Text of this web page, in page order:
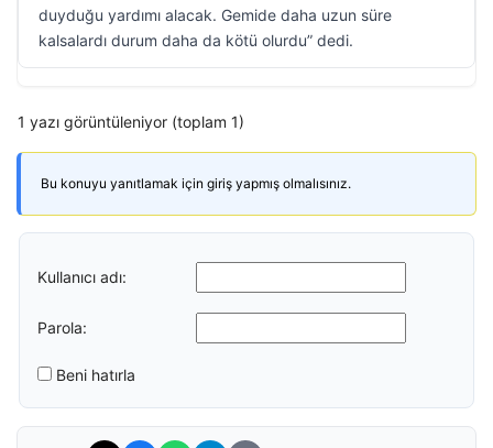
duyduğu yardımı alacak. Gemide daha uzun süre
kalsalardı durum daha da kötü olurdu” dedi.
1 yazı görüntüleniyor (toplam 1)
Bu konuyu yanıtlamak için giriş yapmış olmalısınız.
Kullanıcı adı:
Parola:
Beni hatırla